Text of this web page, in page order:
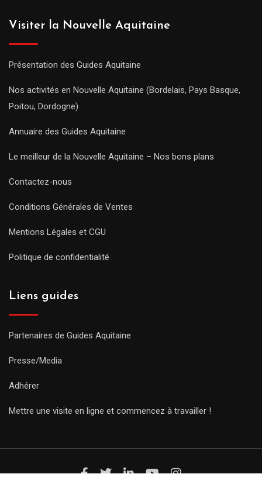
Visiter la Nouvelle Aquitaine
Présentation des Guides Aquitaine
Nos activités en Nouvelle Aquitaine (Bordelais, Pays Basque,
Poitou, Dordogne)
Annuaire des Guides Aquitaine
Le meilleur de la Nouvelle Aquitaine – Nos bons plans
Contactez-nous
Conditions Générales de Ventes
Mentions Légales et CGU
Politique de confidentialité
Liens guides
Partenaires de Guides Aquitaine
Presse/Media
Adhérer
Mettre une visite en ligne et commencez à travailler !